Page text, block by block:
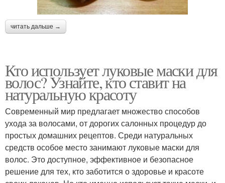
читать дальше →
Кто использует луковые маски для
волос? Узнайте, кто ставит на
натуральную красоту
Современный мир предлагает множество способов
ухода за волосами, от дорогих салонных процедур до
простых домашних рецептов. Среди натуральных
средств особое место занимают луковые маски для
волос. Это доступное, эффективное и безопасное
решение для тех, кто заботится о здоровье и красоте